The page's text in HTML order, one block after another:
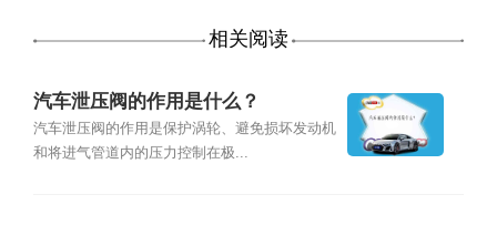
相关阅读
汽车泄压阀的作用是什么？
汽车泄压阀的作用是保护涡轮、避免损坏发动机
和将进气管道内的压力控制在极...